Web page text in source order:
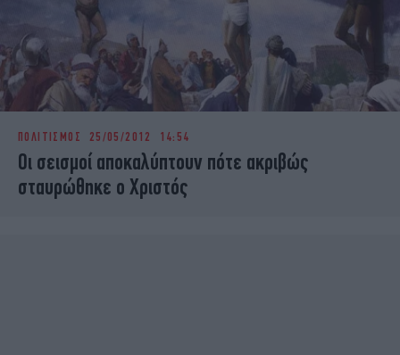
ΠΟΛΙΤΙΣΜΟΣ 25/05/2012 14:54
Οι σεισμοί αποκαλύπτουν πότε ακριβώς
σταυρώθηκε ο Χριστός